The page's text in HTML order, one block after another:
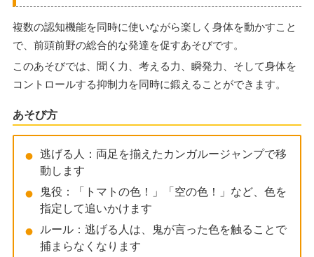
複数の認知機能を同時に使いながら楽しく身体を動かすこと
で、前頭前野の総合的な発達を促すあそびです。
このあそびでは、聞く力、考える力、瞬発力、そして身体を
コントロールする抑制力を同時に鍛えることができます。
あそび方
逃げる人：両足を揃えたカンガルージャンプで移
動します
鬼役：「トマトの色！」「空の色！」など、色を
指定して追いかけます
ルール：逃げる人は、鬼が言った色を触ることで
捕まらなくなります